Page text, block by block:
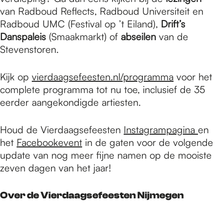
van Radboud Reflects, Radboud Universiteit en
Radboud UMC (Festival op ’t Eiland), Drift’s
Danspaleis (Smaakmarkt) of abseilen van de
Stevenstoren.
Kijk op vierdaagsefeesten.nl/programma voor het
complete programma tot nu toe, inclusief de 35
eerder aangekondigde artiesten.
Houd de Vierdaagsefeesten Instagrampagina en
het Facebookevent in de gaten voor de volgende
update van nog meer fijne namen op de mooiste
zeven dagen van het jaar!
Over de Vierdaagsefeesten Nijmegen